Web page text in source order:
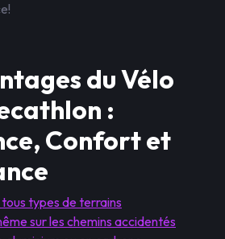
du Vélo
:
Confort et
types de terrains
sur les chemins accidentés